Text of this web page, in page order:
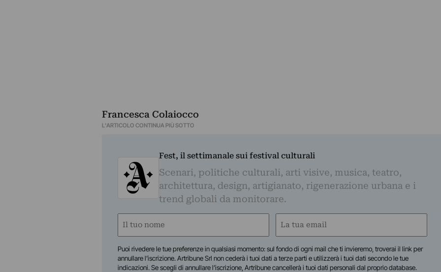
Francesca Colaiocco
L'ARTICOLO CONTINUA PIÙ SOTTO
Fest, il settimanale sui festival culturali
Scenari, politiche culturali, arti visive, musica, teatro,
architettura, design, artigianato, rigenerazione urbana e i
trend globali da monitorare.
Nome
Email
Puoi rivedere le tue preferenze in qualsiasi momento: sul fondo di ogni mail che ti invieremo, troverai il link per
annullare l’iscrizione. Artribune Srl non cederà i tuoi dati a terze parti e utilizzerà i tuoi dati secondo le tue
indicazioni. Se scegli di annullare l’iscrizione, Artribune cancellerà i tuoi dati personali dal proprio database.